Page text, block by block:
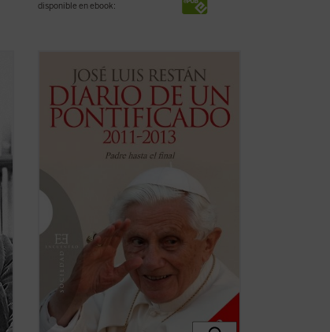
disponible en ebook:
La Iglesia, dijo a los seminaristas de
Roma, es el árbol de Dios, y por eso no
hay motivo para que nos dejemos
impresionar por los truenos de dentro o
de fuera. Y aunque el vendaval arranque
las ramas secas y otras parezcan a
punto de morir, el ...(ver ficha)